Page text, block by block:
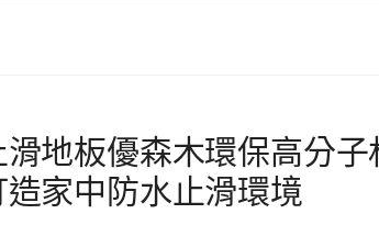
滑地板優森木環保高分
家中防水止滑環境